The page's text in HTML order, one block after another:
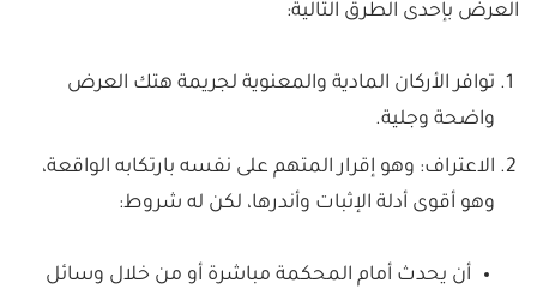
العرض بإحدى الطرق التالية:
توافر الأركان المادية والمعنوية لجريمة هتك العرض
واضحة وجلية.
الاعتراف: وهو إقرار المتهم على نفسه بارتكابه الواقعة،
وهو أقوى أدلة الإثبات وأندرها، لكن له شروط:
أن يحدث أمام المحكمة مباشرة أو من خلال وسائل